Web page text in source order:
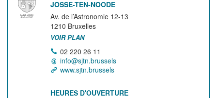
JOSSE-TEN-NOODE
Av. de l’Astronomie 12-13
1210 Bruxelles
VOIR PLAN
02 220 26 11
info@sjtn.brussels
www.sjtn.brussels
HEURES D'OUVERTURE